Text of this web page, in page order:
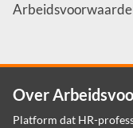
Over
Platform dat HR-